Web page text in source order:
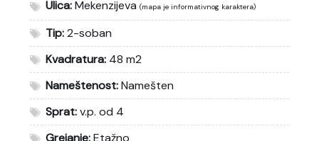
Ulica:Mekenzijeva (mapa je informativnog karaktera)
Tip:2-soban
Kvadratura: 48 m2
Nameštenost:Namešten
Sprat:v.p. od 4
Grejanje:Etažno